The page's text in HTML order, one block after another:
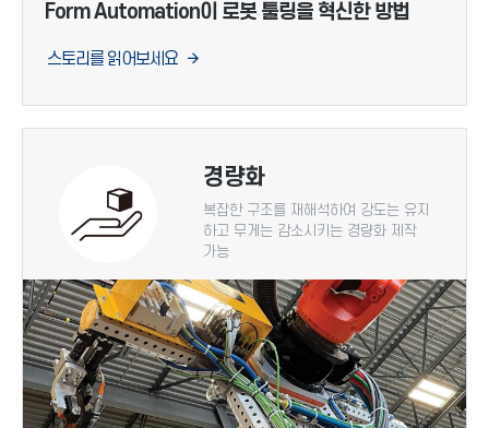
Form Automation이 로봇 툴링을 혁신한 방법
스토리를 읽어보세요
경량화
복잡한 구조를 재해석하여 강도는 유지
하고 무게는 감소시키는 경량화 제작
가능